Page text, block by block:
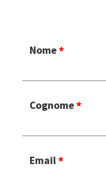
Nome
Cognome
Email